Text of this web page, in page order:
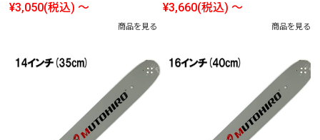
¥3,050(税込) ～
商品を見る
¥3,660(税込) ～
商品を見る